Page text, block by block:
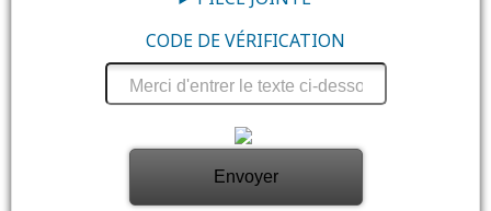
CODE DE VÉRIFICATION